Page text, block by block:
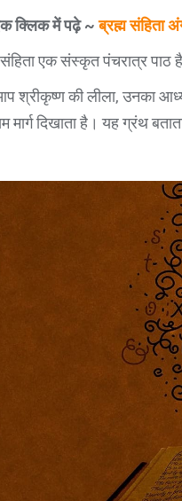
क्लिक में पढ़े ~ब्रह्म संहिता
एक संस्कृत पंचरात्र पाठ है,
श्रीकृष्ण की लीला, उनका
मार्ग दिखाता है। यह ग्रंथ